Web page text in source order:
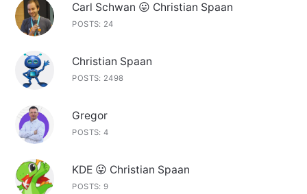
Carl Schwan 😛 Christian Spaan
POSTS: 24
Christian Spaan
POSTS: 2498
Gregor
POSTS: 4
KDE 😛 Christian Spaan
POSTS: 9